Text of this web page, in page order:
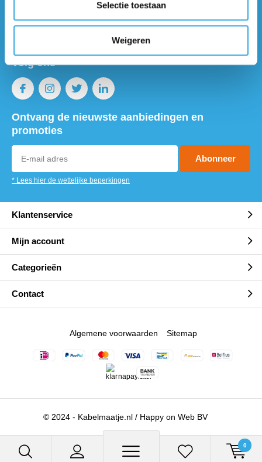
Selectie toestaan
Weigeren
0
Vragen of meer informatie?
Neem contact met ons op! Onze
klantenservice staat voor je klaar :)
Volg ons
Ontvang de nieuwste aanbiedingen en
promoties
Abonneer
* Lees hier de wettelijke beperkingen
Klantenservice
Mijn account
Categorieën
Contact
© 2024 - Kabelmaatje.nl / Happy on Web BV
Algemene voorwaarden Sitemap